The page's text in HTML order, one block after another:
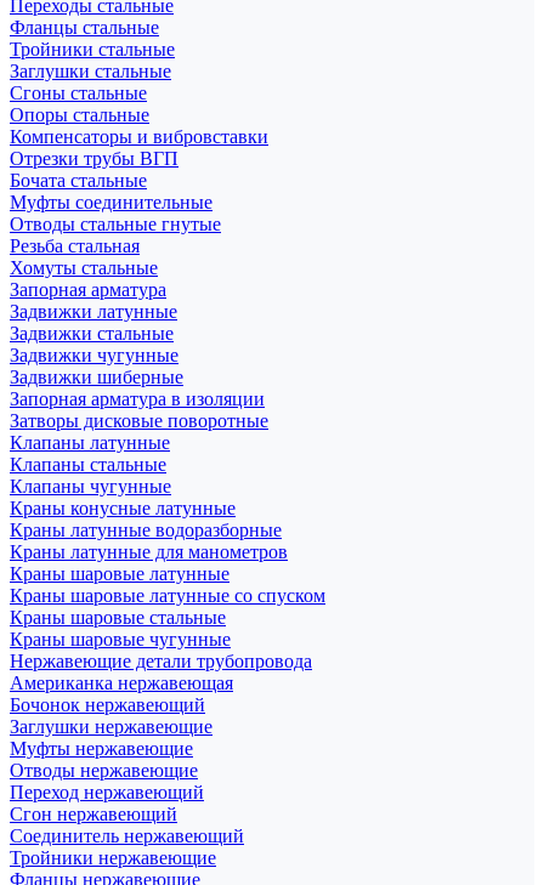
Переходы стальные
Фланцы стальные
Тройники стальные
Заглушки стальные
Сгоны стальные
Опоры стальные
Компенсаторы и вибровставки
Отрезки трубы ВГП
Бочата стальные
Муфты соединительные
Отводы стальные гнутые
Резьба стальная
Хомуты стальные
Запорная арматура
Задвижки латунные
Задвижки стальные
Задвижки чугунные
Задвижки шиберные
Запорная арматура в изоляции
Затворы дисковые поворотные
Клапаны латунные
Клапаны стальные
Клапаны чугунные
Краны конусные латунные
Краны латунные водоразборные
Краны латунные для манометров
Краны шаровые латунные
Краны шаровые латунные со спуском
Краны шаровые стальные
Краны шаровые чугунные
Нержавеющие детали трубопровода
Американка нержавеющая
Бочонок нержавеющий
Заглушки нержавеющие
Муфты нержавеющие
Отводы нержавеющие
Переход нержавеющий
Сгон нержавеющий
Соединитель нержавеющий
Тройники нержавеющие
Фланцы нержавеющие